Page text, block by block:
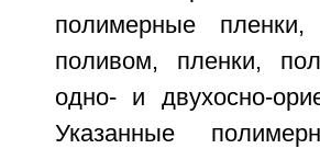
полимерные
поливом, пленки,
одно- и двухосно-
Указанные